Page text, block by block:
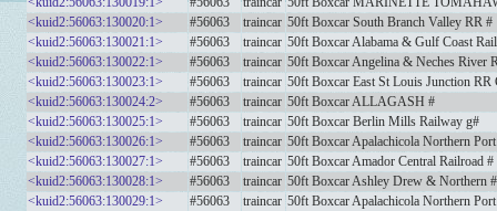
<kuid2:56063:130020:1>
#56063 traincar 50ft Boxcar South Branch Valley RR #
<kuid2:56063:130021:1>
#56063 traincar 50ft Boxcar Alabama & Gulf Coast
<kuid2:56063:130022:1>
#56063 traincar 50ft Boxcar Angelina & Neches River
<kuid2:56063:130023:1>
#56063 traincar 50ft Boxcar East St Louis Junction RR
<kuid2:56063:130024:2>
#56063 traincar 50ft Boxcar ALLAGASH #
<kuid2:56063:130025:1>
#56063 traincar 50ft Boxcar Berlin Mills Railway g#
<kuid2:56063:130026:1>
#56063 traincar 50ft Boxcar Apalachicola Northern
<kuid2:56063:130027:1>
#56063 traincar 50ft Boxcar Amador Central Railroad #
<kuid2:56063:130028:1>
#56063 traincar 50ft Boxcar Ashley Drew & Northern #
<kuid2:56063:130029:1>
#56063 traincar 50ft Boxcar Apalachicola Northern